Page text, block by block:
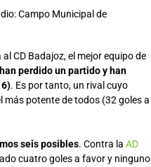
Campo Municipal de
CD Badajoz, el mejor equipo de
perdido un partido y han
. Es por tanto, un rival cuyo
más potente de todos (32 goles a
seis posibles. Contra la AD
cuatro goles a favor y ninguno